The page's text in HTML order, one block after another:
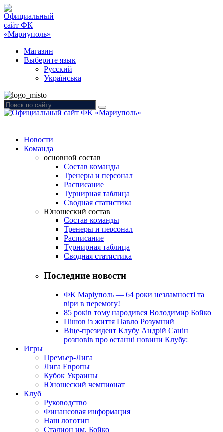
Магазин
Выберите язык
Русский
Українська
Новости
Команда
основной состав
Состав команды
Тренеры и персонал
Расписание
Турнирная таблица
Сводная статистика
Юношеский состав
Состав команды
Тренеры и персонал
Расписание
Турнирная таблица
Сводная статистика
Последние новости
ФК Маріуполь — 64 роки незламності та
віри в перемогу!
85 років тому народився Володимир Бойко
Пішов із життя Павло Розумний
Віце-президент Клубу Андрій Санін
розповів про останні новини Клубу:
Игры
Премьер-Лига
Лига Европы
Кубок Украины
Юношеский чемпионат
Клуб
Руководство
Финансовая информация
Наш логотип
Стадион им. Бойко